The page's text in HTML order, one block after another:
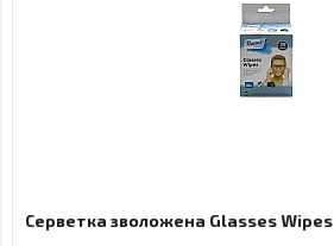
Серветка зволожена Glasses Wipes